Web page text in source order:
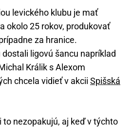
levického klubu je mať
okolo 25 rokov, produkovať
za hranice.
ligovú šancu napríklad
Králik s Alexom
chcela vidieť v akcii Spišská
to nezopakujú, aj keď v týchto